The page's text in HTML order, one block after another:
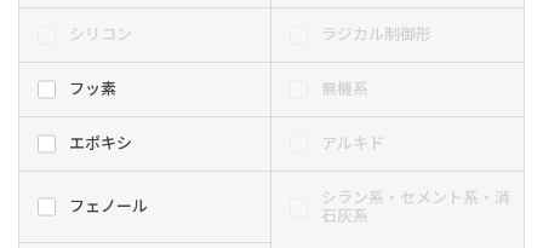
シリコン ラジカル制御形
フッ素 無機系
エポキシ アルキド
フェノール
シラン系・セメント系・消
石灰系